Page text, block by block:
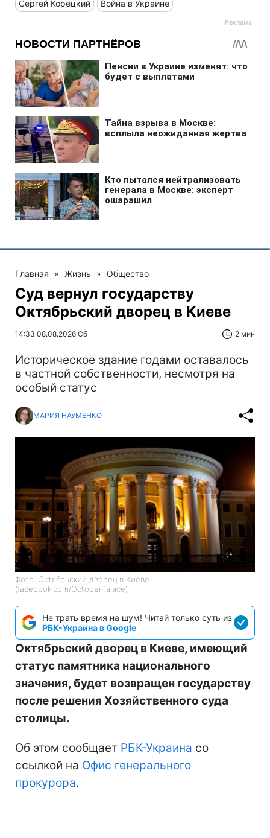
Сергей Корецкий Война в Украине
Главная » Жизнь » Общество
Суд вернул государству
Октябрьский дворец в Киеве
14:33 08.08.2026 Сб 2 мин
Историческое здание годами оставалось
в частной собственности, несмотря на
особый статус
МАРИЯ НАУМЕНКО
Фото: Октябрьский дворец в Киеве
(facebook.com/OctoberPalace)
Не трать время на шум! Читай только суть из
РБК-Украина в Google
Октябрьский дворец в Киеве, имеющий
статус памятника национального
значения, будет возвращен государству
после решения Хозяйственного суда
столицы.
Об этом сообщает РБК-Украина со
ссылкой на Офис генерального
прокурора.